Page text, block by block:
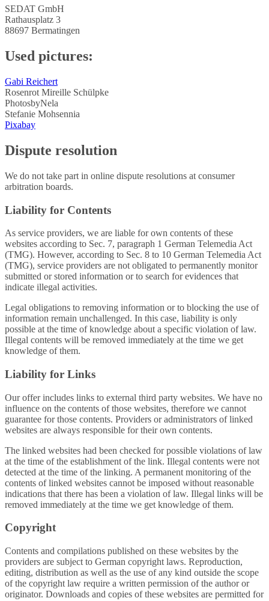
SEDAT GmbH
Rathausplatz 3
88697 Bermatingen
Used pictures:
Gabi Reichert
Rosenrot Mireille Schülpke
PhotosbyNela
Stefanie Mohsennia
Pixabay
Dispute resolution
We do not take part in online dispute resolutions at consumer
arbitration boards.
Liability for Contents
As service providers, we are liable for own contents of these
websites according to Sec. 7, paragraph 1 German Telemedia Act
(TMG). However, according to Sec. 8 to 10 German Telemedia Act
(TMG), service providers are not obligated to permanently monitor
submitted or stored information or to search for evidences that
indicate illegal activities.
Legal obligations to removing information or to blocking the use of
information remain unchallenged. In this case, liability is only
possible at the time of knowledge about a specific violation of law.
Illegal contents will be removed immediately at the time we get
knowledge of them.
Liability for Links
Our offer includes links to external third party websites. We have no
influence on the contents of those websites, therefore we cannot
guarantee for those contents. Providers or administrators of linked
websites are always responsible for their own contents.
The linked websites had been checked for possible violations of law
at the time of the establishment of the link. Illegal contents were not
detected at the time of the linking. A permanent monitoring of the
contents of linked websites cannot be imposed without reasonable
indications that there has been a violation of law. Illegal links will be
removed immediately at the time we get knowledge of them.
Copyright
Contents and compilations published on these websites by the
providers are subject to German copyright laws. Reproduction,
editing, distribution as well as the use of any kind outside the scope
of the copyright law require a written permission of the author or
originator. Downloads and copies of these websites are permitted for